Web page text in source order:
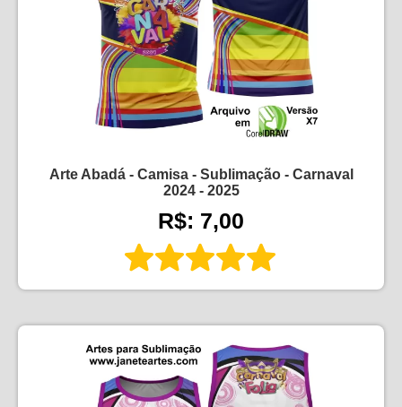
Arte Abadá - Camisa - Sublimação - Carnaval
2024 - 2025
R$: 7,00